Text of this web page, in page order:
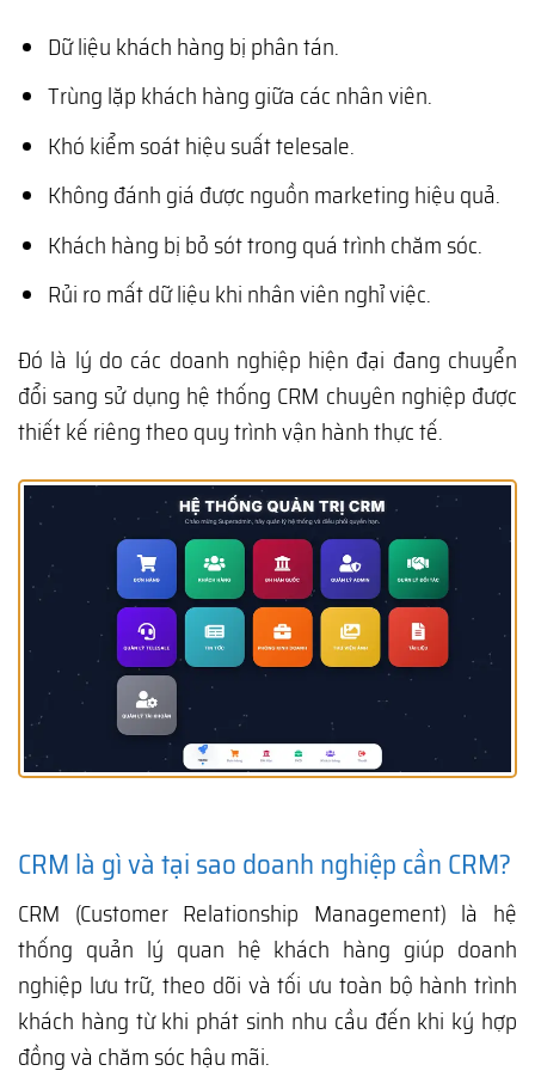
Dữ liệu khách hàng bị phân tán.
Trùng lặp khách hàng giữa các nhân viên.
Khó kiểm soát hiệu suất telesale.
Không đánh giá được nguồn marketing hiệu quả.
Khách hàng bị bỏ sót trong quá trình chăm sóc.
Rủi ro mất dữ liệu khi nhân viên nghỉ việc.
Đó là lý do các doanh nghiệp hiện đại đang chuyển
đổi sang sử dụng hệ thống CRM chuyên nghiệp được
thiết kế riêng theo quy trình vận hành thực tế.
CRM là gì và tại sao doanh nghiệp cần CRM?
CRM (Customer Relationship Management) là hệ
thống quản lý quan hệ khách hàng giúp doanh
nghiệp lưu trữ, theo dõi và tối ưu toàn bộ hành trình
khách hàng từ khi phát sinh nhu cầu đến khi ký hợp
đồng và chăm sóc hậu mãi.